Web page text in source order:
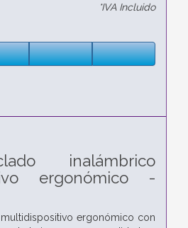
*IVA Incluido
inalámbrico
ergonómico -
ergonómico con